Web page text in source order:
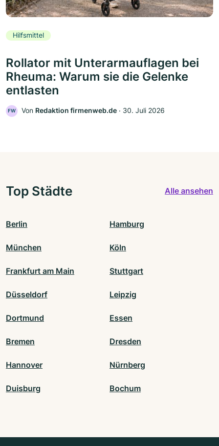
Hilfsmittel
Rollator mit Unterarmauflagen bei
Rheuma: Warum sie die Gelenke
entlasten
FW Von Redaktion firmenweb.de ‧ 30. Juli 2026
Top Städte Alle ansehen
Berlin Hamburg
München Köln
Frankfurt am Main Stuttgart
Düsseldorf Leipzig
Dortmund Essen
Bremen Dresden
Hannover Nürnberg
Duisburg Bochum